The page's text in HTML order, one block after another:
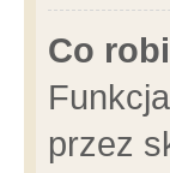
Co
przez